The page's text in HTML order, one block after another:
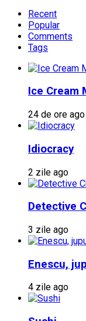
Recent
Popular
Comments
Tags
Ice Cream
24 de ore ago
Idiocracy
2 zile ago
Detective
3 zile ago
Enescu,
4 zile ago